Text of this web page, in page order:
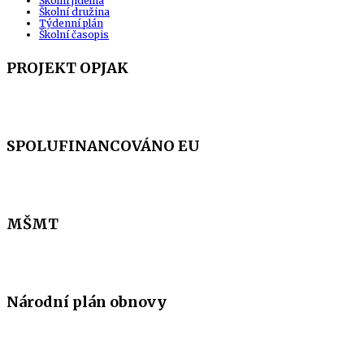
Školní družina
Týdenní plán
Školní časopis
PROJEKT OPJAK
SPOLUFINANCOVÁNO EU
MŠMT
Národní plán obnovy